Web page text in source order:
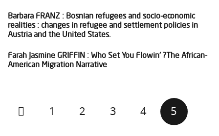
Barbara FRANZ : Bosnian refugees and socio-economic
realities : changes in refugee and settlement policies in
Austria and the United States.
Farah Jasmine GRIFFIN : Who Set You Flowin’ ?The African-
American Migration Narrative
1 2 3 4 5